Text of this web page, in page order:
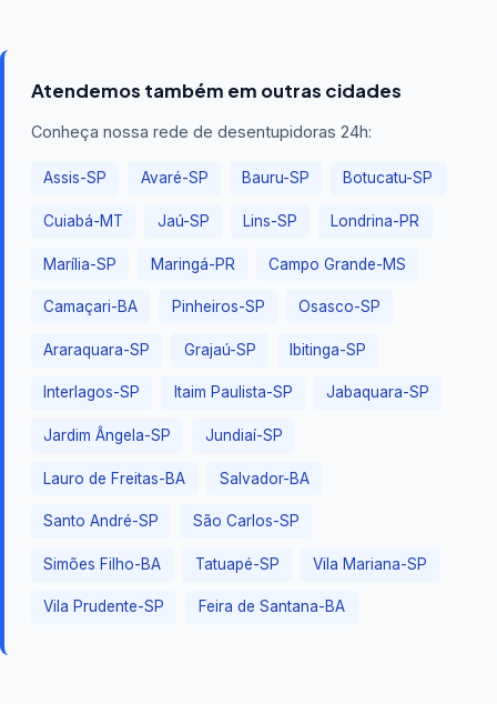
Atendemos também em outras cidades
Conheça nossa rede de desentupidoras 24h:
Assis-SP Avaré-SP Bauru-SP Botucatu-SP
Cuiabá-MT Jaú-SP Lins-SP Londrina-PR
Marília-SP Maringá-PR Campo Grande-MS
Camaçari-BA Pinheiros-SP Osasco-SP
Araraquara-SP Grajaú-SP Ibitinga-SP
Interlagos-SP Itaim Paulista-SP Jabaquara-SP
Jardim Ângela-SP Jundiaí-SP
Lauro de Freitas-BA Salvador-BA
Santo André-SP São Carlos-SP
Simões Filho-BA Tatuapé-SP Vila Mariana-SP
Vila Prudente-SP Feira de Santana-BA